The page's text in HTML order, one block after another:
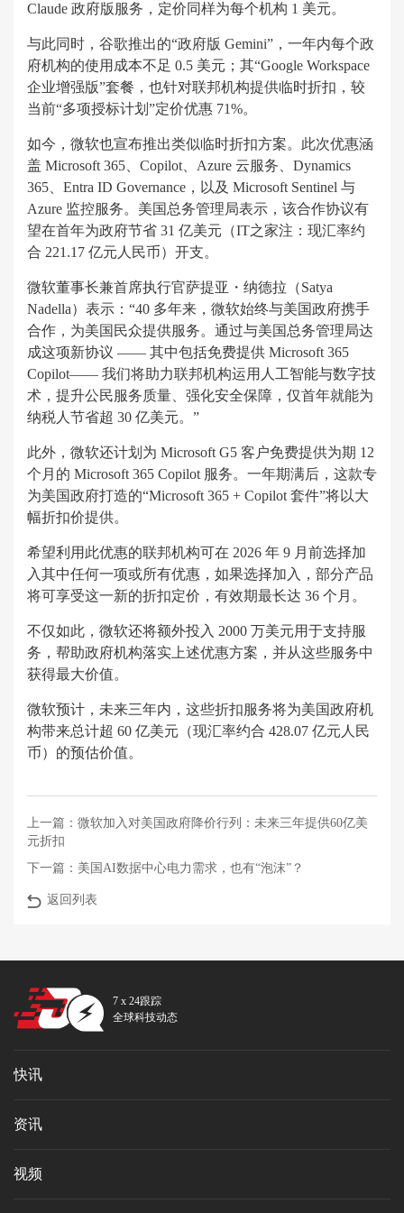
Claude 政府版服务，定价同样为每个机构 1 美元。
与此同时，谷歌推出的“政府版 Gemini”，一年内每个政
府机构的使用成本不足 0.5 美元；其“Google Workspace
企业增强版”套餐，也针对联邦机构提供临时折扣，较
当前“多项授标计划”定价优惠 71%。
如今，微软也宣布推出类似临时折扣方案。此次优惠涵
盖 Microsoft 365、Copilot、Azure 云服务、Dynamics
365、Entra ID Governance，以及 Microsoft Sentinel 与
Azure 监控服务。美国总务管理局表示，该合作协议有
望在首年为政府节省 31 亿美元（IT之家注：现汇率约
合 221.17 亿元人民币）开支。
微软董事长兼首席执行官萨提亚・纳德拉（Satya
Nadella）表示：“40 多年来，微软始终与美国政府携手
合作，为美国民众提供服务。通过与美国总务管理局达
成这项新协议 —— 其中包括免费提供 Microsoft 365
Copilot—— 我们将助力联邦机构运用人工智能与数字技
术，提升公民服务质量、强化安全保障，仅首年就能为
纳税人节省超 30 亿美元。”
此外，微软还计划为 Microsoft G5 客户免费提供为期 12
个月的 Microsoft 365 Copilot 服务。一年期满后，这款专
为美国政府打造的“Microsoft 365 + Copilot 套件”将以大
幅折扣价提供。
希望利用此优惠的联邦机构可在 2026 年 9 月前选择加
入其中任何一项或所有优惠，如果选择加入，部分产品
将可享受这一新的折扣定价，有效期最长达 36 个月。
不仅如此，微软还将额外投入 2000 万美元用于支持服
务，帮助政府机构落实上述优惠方案，并从这些服务中
获得最大价值。
微软预计，未来三年内，这些折扣服务将为美国政府机
构带来总计超 60 亿美元（现汇率约合 428.07 亿元人民
币）的预估价值。
上一篇： 微软加入对美国政府降价行列：未来三年提供60亿美
元折扣
下一篇： 美国AI数据中心电力需求，也有“泡沫”？
返回列表
7 x 24跟踪
全球科技动态
快讯
资讯
视频